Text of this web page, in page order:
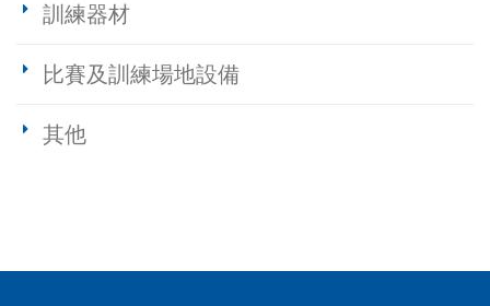
訓練器材
比賽及訓練場地設備
其他